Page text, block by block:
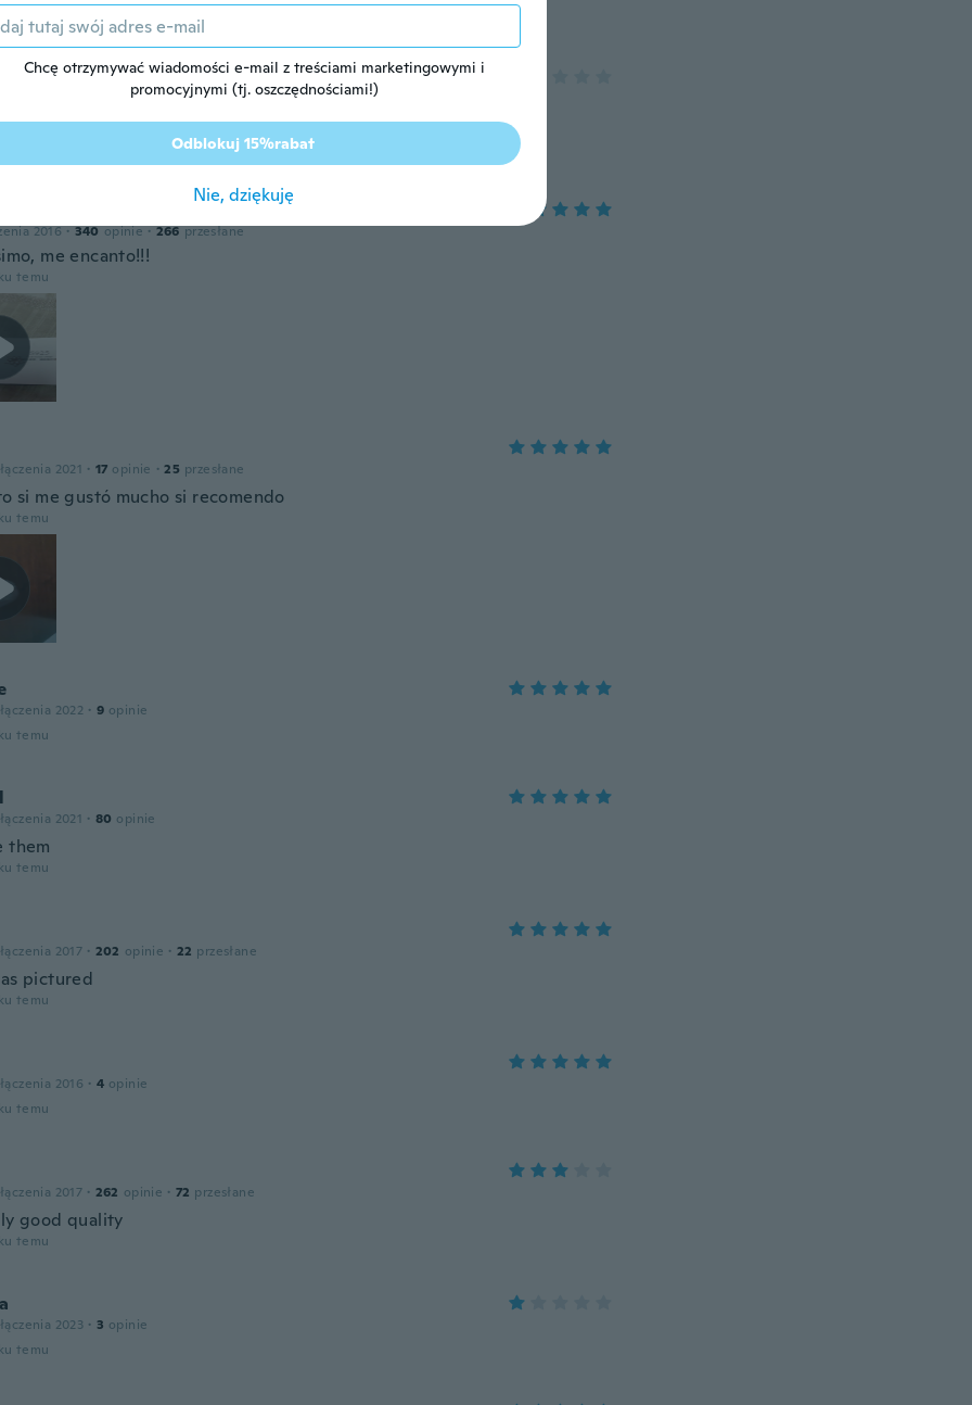
temu
opinie · 20 przesłane
item.
temu
2016 · 340 opinie · 266 przesłane
me encanto!!!
temu
2021 · 17 opinie · 25 przesłane
si me gustó mucho si recomendo
temu
2022 · 9 opinie
temu
2021 · 80 opinie
them
temu
2017 · 202 opinie · 22 przesłane
pictured
temu
2016 · 4 opinie
temu
2017 · 262 opinie · 72 przesłane
good quality
temu
2023 · 3 opinie
temu
Chcę otrzymywać wiadomości e-mail z treściami marketingowymi i
promocyjnymi (tj. oszczędnościami!)
Odblokuj 15%rabat
Nie, dziękuję